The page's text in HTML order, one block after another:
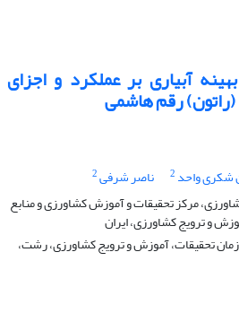
آبیاری بر عملکرد و اجزای
رقم هاشمی
واحد 2 ناصر شرفی2
مرکز تحقیقات و آموزش کشاورزی و منابع
و ترویج کشاورزی، ایران
تحقیقات، آموزش و ترویج کشاورزی، رشت،